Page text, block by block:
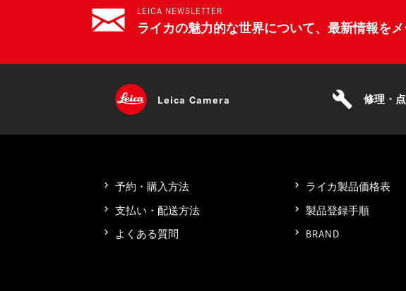
LEICA NEWSLETTER
ライカの魅力的な世界について、最新情報を
Leica Camera build 修理・
予約・購入方法
支払い・配送方法
よくある質問
ライカ製品価格表
製品登録手順
BRAND